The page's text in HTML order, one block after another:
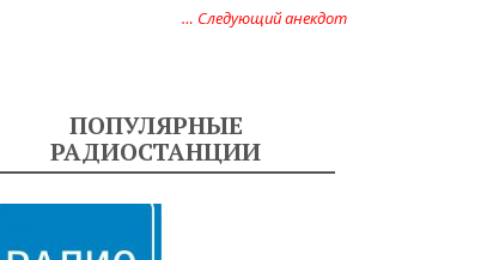
… Следующий анекдот
ПОПУЛЯРНЫЕ
РАДИОСТАНЦИИ